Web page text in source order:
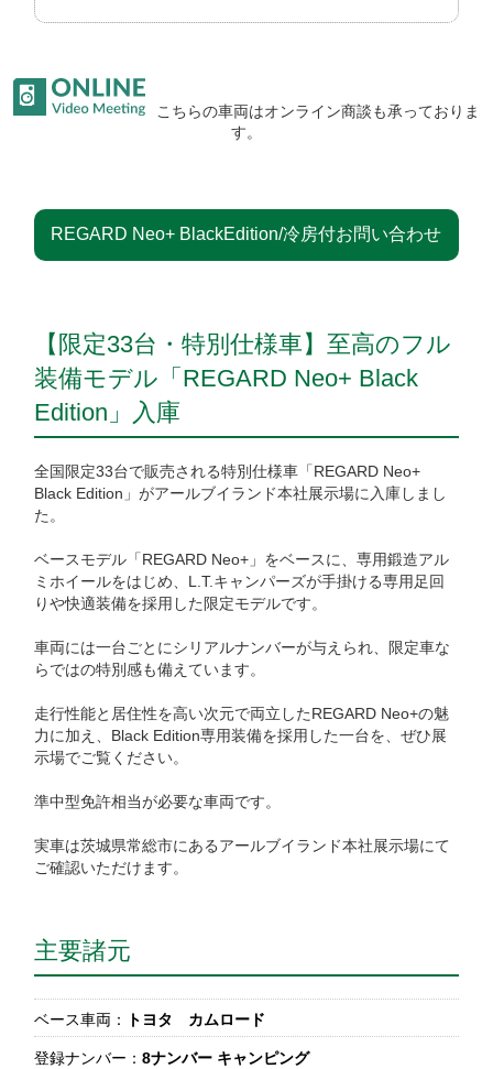
こちらの車両はオンライン商談も承っておりま
す。
REGARD Neo+ BlackEdition/冷房付お問い合わせ
【限定33台・特別仕様車】至高のフル
装備モデル「REGARD Neo+ Black
Edition」入庫
全国限定33台で販売される特別仕様車「REGARD Neo+
Black Edition」がアールブイランド本社展示場に入庫しまし
た。
ベースモデル「REGARD Neo+」をベースに、専用鍛造アル
ミホイールをはじめ、L.T.キャンパーズが手掛ける専用足回
りや快適装備を採用した限定モデルです。
車両には一台ごとにシリアルナンバーが与えられ、限定車な
らではの特別感も備えています。
走行性能と居住性を高い次元で両立したREGARD Neo+の魅
力に加え、Black Edition専用装備を採用した一台を、ぜひ展
示場でご覧ください。
準中型免許相当が必要な車両です。
実車は茨城県常総市にあるアールブイランド本社展示場にて
ご確認いただけます。
主要諸元
ベース車両： トヨタ カムロード
登録ナンバー：8ナンバー キャンピング